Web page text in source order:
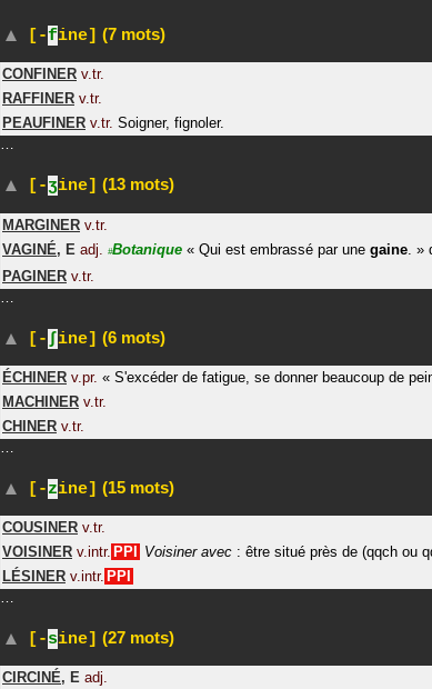
[-fine] (7 mots)
CONFINER v.tr.
RAFFINER v.tr.
PEAUFINER v.tr. Soigner, fignoler.
…
[-ʒine] (13 mots)
MARGINER v.tr.
VAGINÉ, E adj. #Botanique « Qui est embrassé par une gaine »
PAGINER v.tr.
[- ∫ine] (6 mots)
ÉCHINER v.pr. « S'excéder de fatigue, se donner beaucoup de
MACHINER v.tr.
CHINER v.tr.
[-zine] (15 mots)
COUSINER v.tr.
VOISINER v.intr. PPI Voisiner avec : être situé près de (qqch ou
LÉSINER v.intr. PPI
…
[-sine] (27 mots)
CIRCINÉ, E adj.